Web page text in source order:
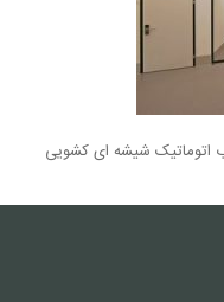
اتوماتیک شیشه ای کشویی